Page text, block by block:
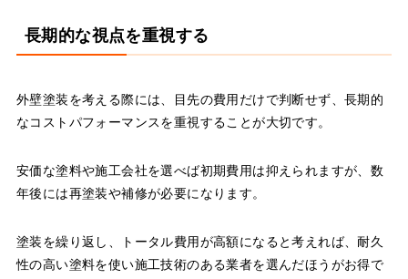
長期的な視点を重視する
外壁塗装を考える際には、目先の費用だけで判断せず、長期的
なコストパフォーマンスを重視することが大切です。
安価な塗料や施工会社を選べば初期費用は抑えられますが、数
年後には再塗装や補修が必要になります。
塗装を繰り返し、トータル費用が高額になると考えれば、耐久
性の高い塗料を使い施工技術のある業者を選んだほうがお得で